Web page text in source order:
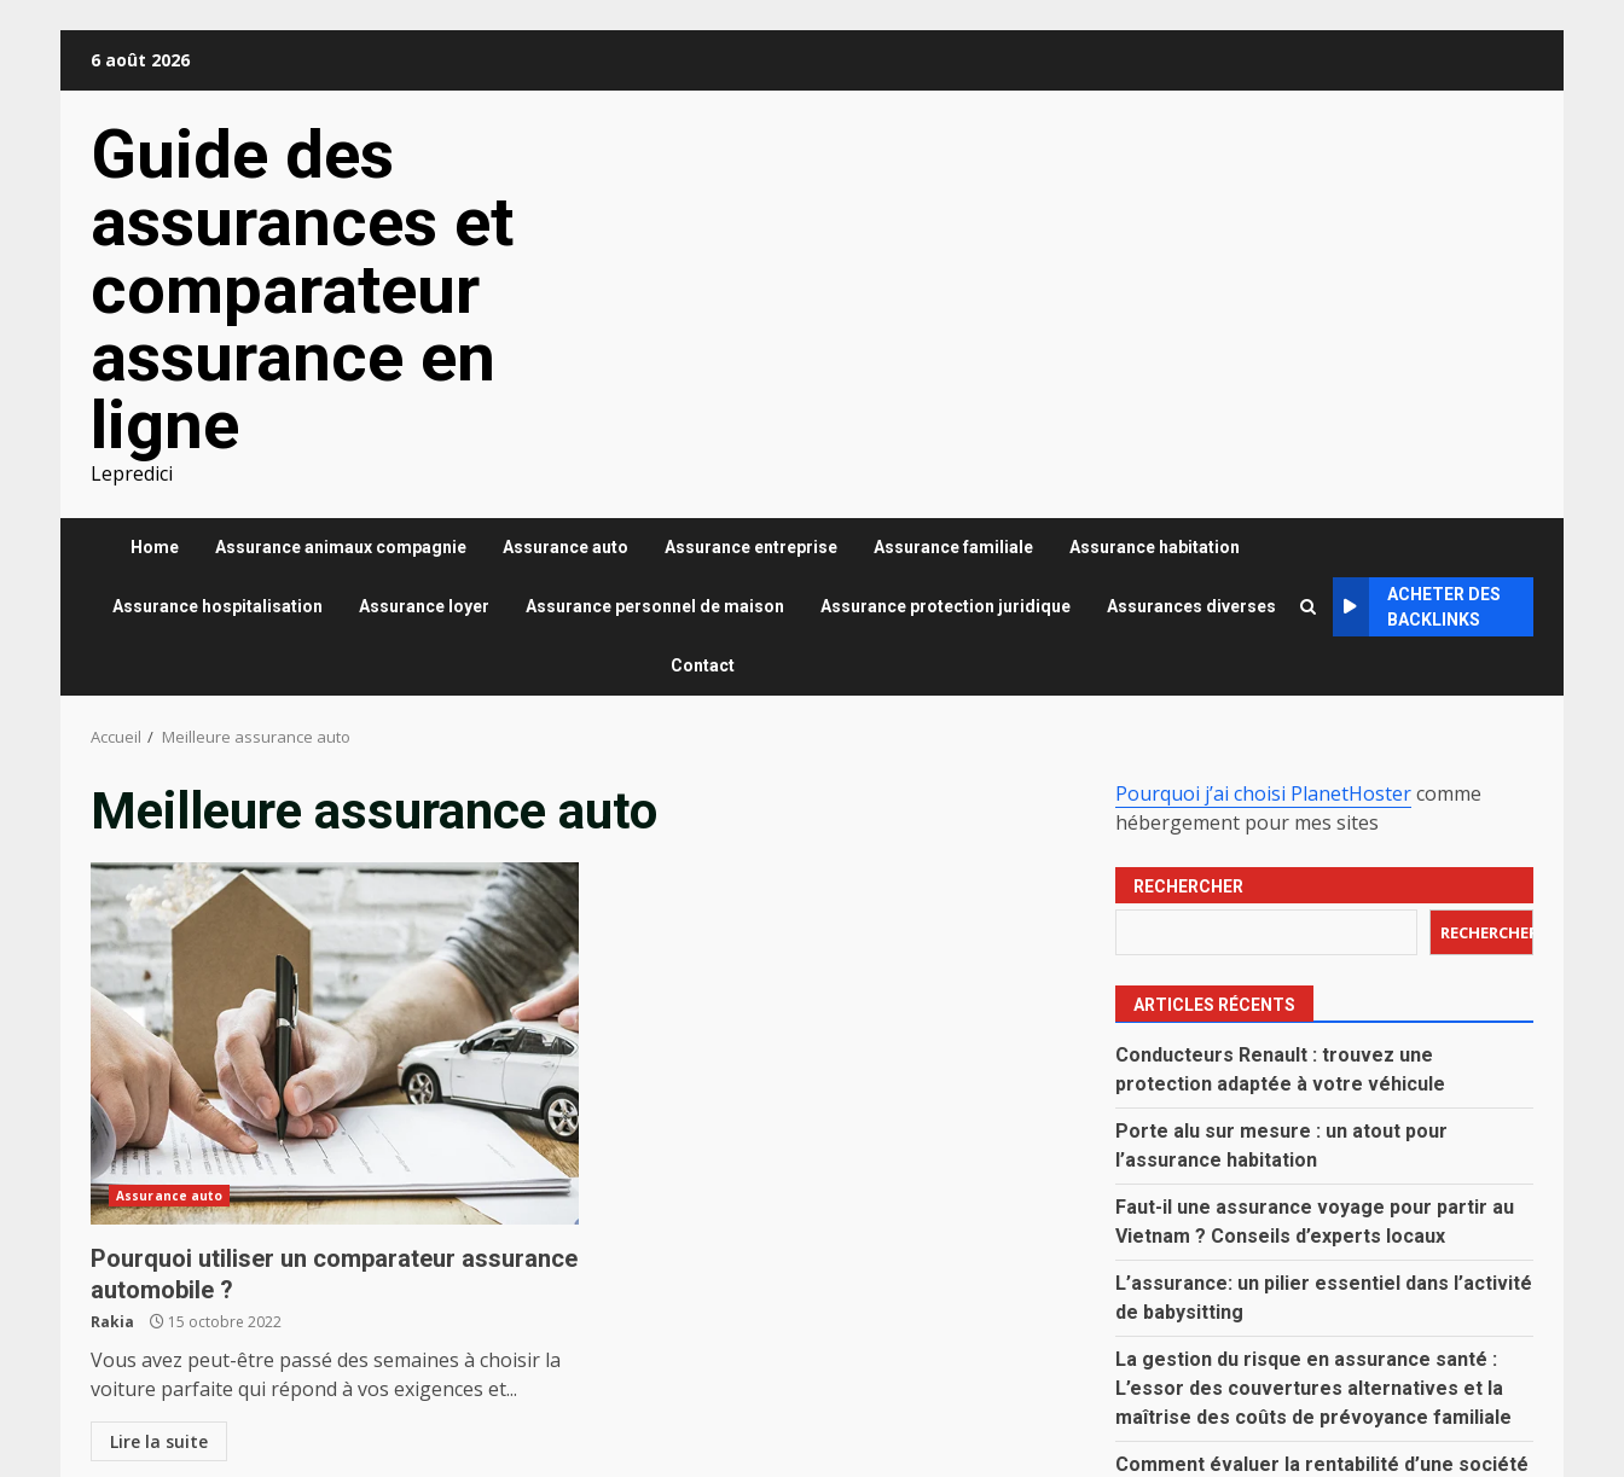
6 août 2026
Guide des
assurances et
comparateur
assurance en
ligne
Lepredici
Home Assurance animaux compagnie Assurance auto Assurance entreprise Assurance familiale Assurance habitation
Assurance hospitalisation Assurance loyer Assurance personnel de maison Assurance protection juridique Assurances diverses
Contact
ACHETER DES
BACKLINKS
Accueil Meilleure assurance auto
Meilleure assurance auto
Assurance auto
Pourquoi utiliser un comparateur assurance
automobile ?
Rakia 15 octobre 2022
Vous avez peut-être passé des semaines à choisir la
voiture parfaite qui répond à vos exigences et...
Lire la suite
Pourquoi j’ai choisi PlanetHostercomme
hébergement pour mes sites
RECHERCHER
RECHERCHER
ARTICLES RÉCENTS
Conducteurs Renault : trouvez une
protection adaptée à votre véhicule
Porte alu sur mesure : un atout pour
l’assurance habitation
Faut-il une assurance voyage pour partir au
Vietnam ? Conseils d’experts locaux
L’assurance: un pilier essentiel dans l’activité
de babysitting
La gestion du risque en assurance santé :
L’essor des couvertures alternatives et la
maîtrise des coûts de prévoyance familiale
Comment évaluer la rentabilité d’une société